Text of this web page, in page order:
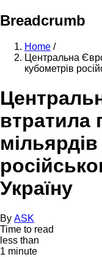
Breadcrumb
Home /
Центральна
кубометрів
втратила
Україну
By ASK
Time to read
less than
1 minute